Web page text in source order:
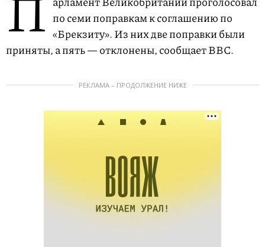
по семи поправкам к соглашению по
«Брекзиту». Из них две поправки были
приняты, а пять — отклонены, сообщает BBC.
РЕКЛАМА – ПРОДОЛЖЕНИЕ НИЖЕ